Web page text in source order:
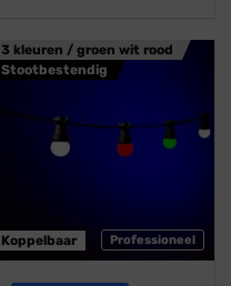
3 kleuren / groen wit rood
Stootbestendig
Professioneel
Koppelbaar